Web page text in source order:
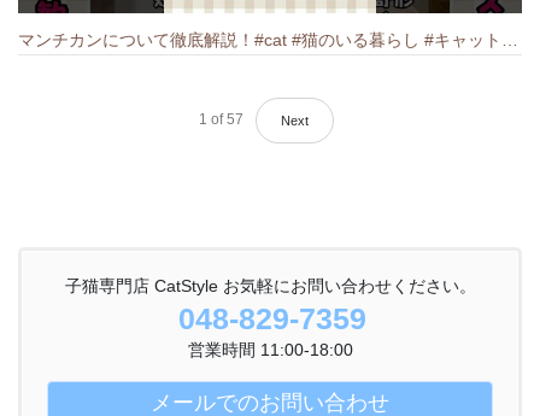
1 of 57 Next
子猫専門店 CatStyle お気軽にお問い合わせください。
048-829-7359
営業時間 11:00-18:00
メールでのお問い合わせ